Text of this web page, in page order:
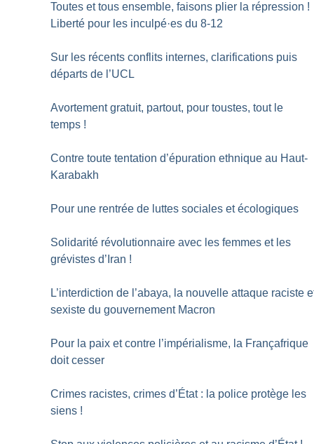
Toutes et tous ensemble, faisons plier la répression !
Liberté pour les inculpé·es du 8-12
Sur les récents conflits internes, clarifications puis
départs de l’UCL
Avortement gratuit, partout, pour toustes, tout le
temps !
Contre toute tentation d’épuration ethnique au Haut-
Karabakh
Pour une rentrée de luttes sociales et écologiques
Solidarité révolutionnaire avec les femmes et les
grévistes d’Iran !
L’interdiction de l’abaya, la nouvelle attaque raciste
sexiste du gouvernement Macron
Pour la paix et contre l’impérialisme, la Françafrique
doit cesser
Crimes racistes, crimes d’État : la police protège les
siens !